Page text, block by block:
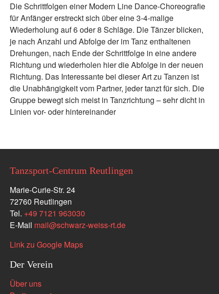
Die Schrittfolgen einer Modern Line Dance-Choreografie
für Anfänger erstreckt sich über eine 3-4-malige
Wiederholung auf 6 oder 8 Schläge. Die Tänzer blicken,
je nach Anzahl und Abfolge der im Tanz enthaltenen
Drehungen, nach Ende der Schrittfolge in eine andere
Richtung und wiederholen hier die Abfolge in der neuen
Richtung. Das Interessante bei dieser Art zu Tanzen ist
die Unabhängigkeit vom Partner, jeder tanzt für sich. Die
Gruppe bewegt sich meist in Tanzrichtung – sehr dicht in
Linien vor- oder hintereinander
Tanzsport-Centrum Reutlingen
Marie-Curie-Str. 24
72760 Reutlingen
Tel. +49 7121 963030
E-Mail mail@schwarz-weiss-rt.de
Link zu Google Maps
Der Verein
Über uns